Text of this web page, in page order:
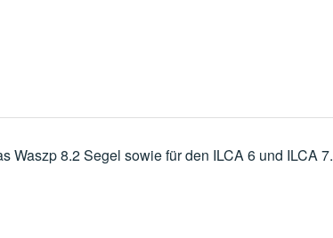
Waszp 8.2 Segel sowie für den ILCA 6 und ILCA 7.